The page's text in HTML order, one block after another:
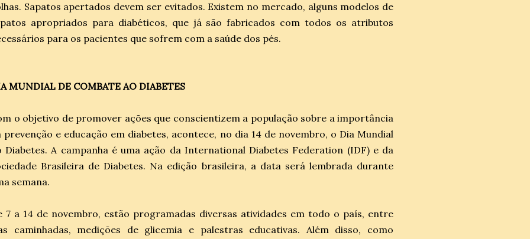
Sapatos apertados devem ser evitados. Existem no mercado, alguns modelos de
apropriados para diabéticos, que já são fabricados com todos os atributos
para os pacientes que sofrem com a saúde dos pés.
MUNDIAL DE COMBATE AO DIABETES
o objetivo de promover ações que conscientizem a população sobre a importância
prevenção e educação em diabetes, acontece, no dia 14 de novembro, o Dia Mundial
Diabetes. A campanha é uma ação da International Diabetes Federation (IDF) e da
Brasileira de Diabetes. Na edição brasileira, a data será lembrada durante
semana.
7 a 14 de novembro, estão programadas diversas atividades em todo o país, entre
caminhadas, medições de glicemia e palestras educativas. Além disso, como